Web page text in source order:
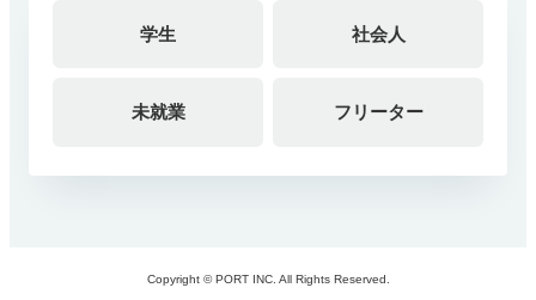
学生 社会人
未就業 フリーター
Copyright © PORT INC. All Rights Reserved.